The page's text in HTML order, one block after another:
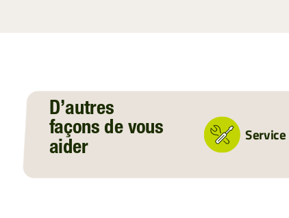
D’autres
façons de vous
aider
Service